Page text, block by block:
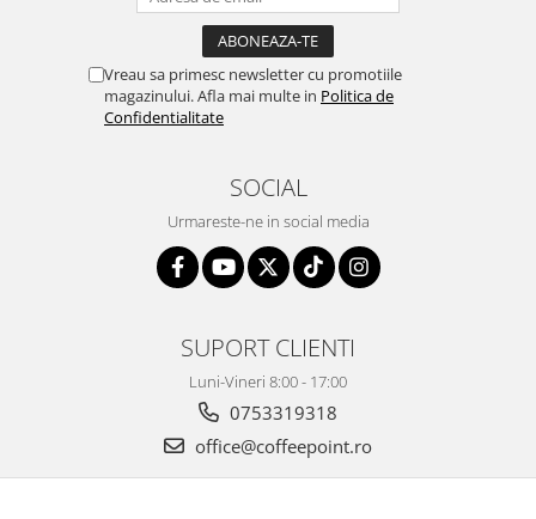
Vreau sa primesc newsletter cu promotiile
magazinului. Afla mai multe in Politica de
Confidentialitate
SOCIAL
Urmareste-ne in social media
SUPORT CLIENTI
Luni-Vineri 8:00 - 17:00
0753319318
office@coffeepoint.ro